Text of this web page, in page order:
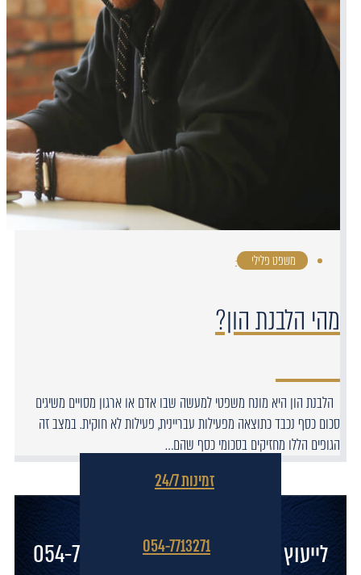
משפט פלילי ·
מהי הלבנת הון?
הלבנת הון היא מונח משפטי למעשה שבו אדם או ארגון מסויים משיגים
סכום כסף נכבד כתוצאה מפעילות עבריינית, פעילות לא חוקית. במצב זה
הגופים הללו מחזיקים בסכומי כסף שהם…
לייעוץ ראשוני חייגו עכשיו: 054-7713271
זמינות 24/7
054-7713271